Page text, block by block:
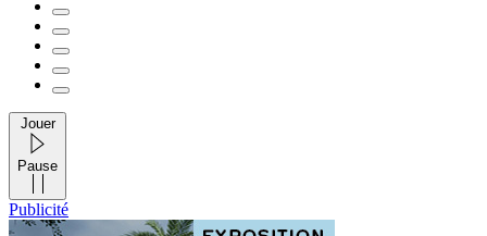
Jouer
Pause
Publicité